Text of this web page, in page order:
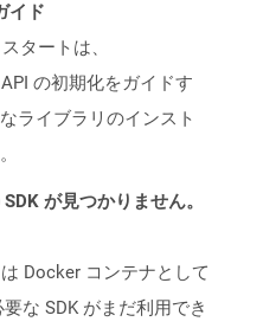
イド
タートは、
の初期化をガイドす
ライブラリのインスト
が見つかりません。
Docker コンテナとして
な SDK がまだ利用でき